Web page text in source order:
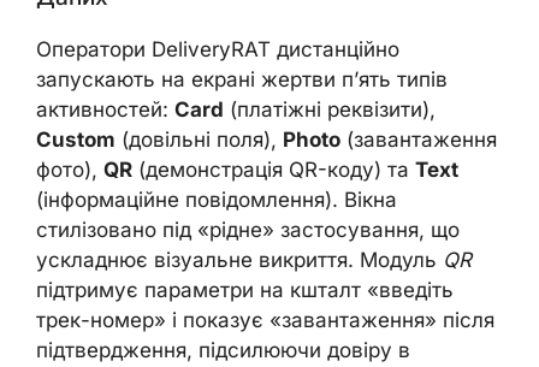
Оператори DeliveryRAT дистанційно
запускають на екрані жертви п’ять типів
активностей: Card (платіжні реквізити),
Custom (довільні поля), Photo (завантаження
фото), QR (демонстрація QR-коду) та Text
(інформаційне повідомлення). Вікна
стилізовано під «рідне» застосування, що
ускладнює візуальне викриття. Модуль QR
підтримує параметри на кшталт «введіть
трек-номер» і показує «завантаження» після
підтвердження, підсилюючи довіру в